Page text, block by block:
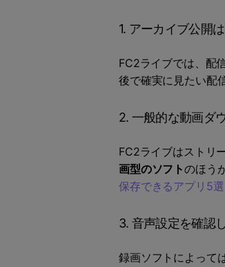
1. アーカイブ公開
FC2ライブでは、配
後で確実に見たい配
2. 一般的な動画ダ
FC2ライブはストリ
画型のソフトのほう
保存できるアプリ5
3. 音声設定を確認
録画ソフトによって